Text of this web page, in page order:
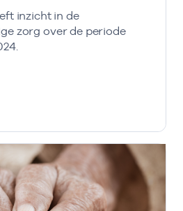
inzicht in de
zorg over de periode